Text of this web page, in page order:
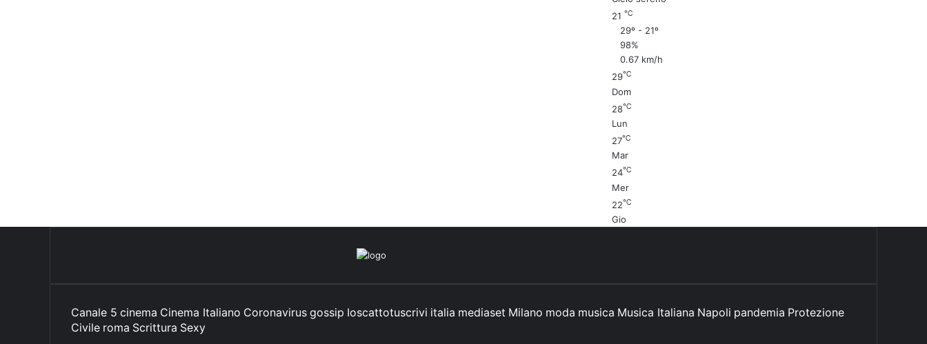
21℃
29º - 21º
98%
0.67 km/h
29℃
Dom
28℃
Lun
27℃
Mar
24℃
Mer
22℃
Gio
Canale 5 cinema Cinema Italiano Coronavirus gossip Ioscattotuscrivi italia mediaset Milano moda musica Musica Italiana Napoli pandemia Protezione
Civile roma Scrittura Sexy